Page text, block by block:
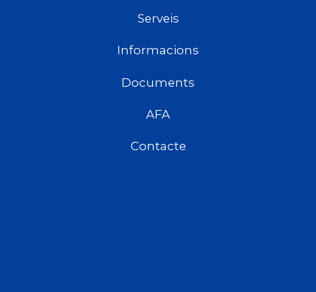
Serveis
Informacions
Documents
AFA
Contacte